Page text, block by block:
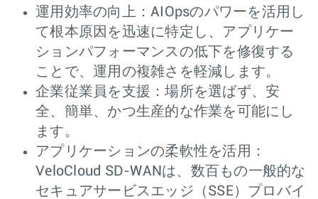
運用効率の向上：AIOpsのパワーを活用し
て根本原因を迅速に特定し、アプリケー
ションパフォーマンスの低下を修復する
ことで、運用の複雑さを軽減します。
企業従業員を支援：場所を選ばず、安
全、簡単、かつ生産的な作業を可能にし
ます。
アプリケーションの柔軟性を活用：
VeloCloud SD-WANは、数百もの一般的な
セキュアサービスエッジ（SSE）プロバイ